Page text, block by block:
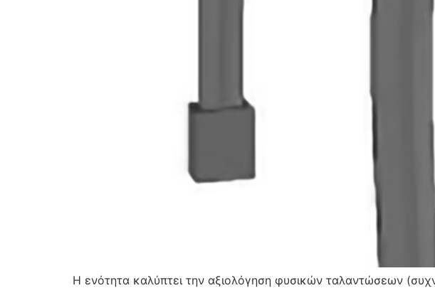
Η ενότητα καλύπτει την αξιολόγηση φυσικών ταλαντώσεων